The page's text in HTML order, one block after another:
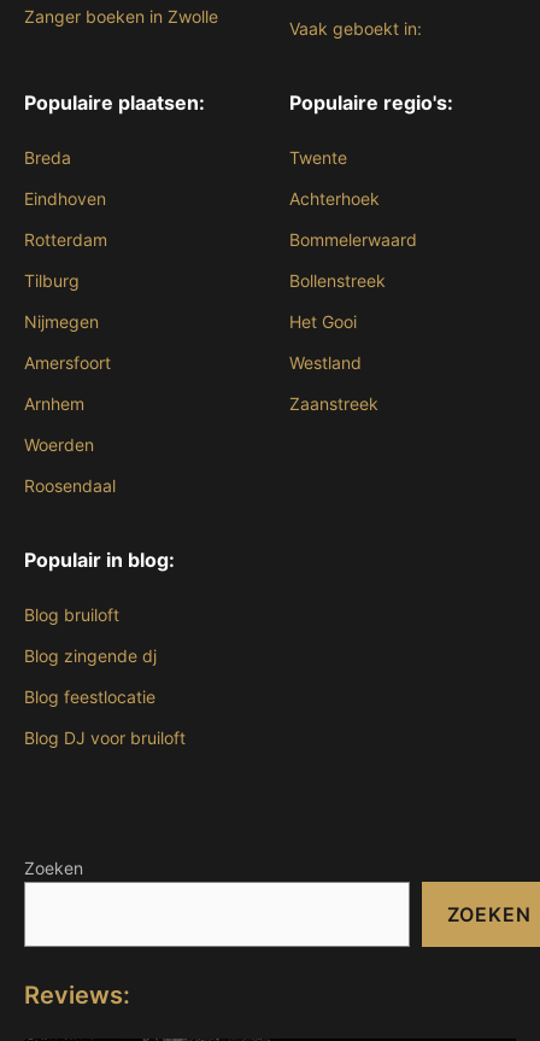
Zanger boeken in Zwolle
Vaak geboekt in:
Populaire plaatsen:
Breda
Eindhoven
Rotterdam
Tilburg
Nijmegen
Amersfoort
Arnhem
Woerden
Roosendaal
Populaire regio's:
Twente
Achterhoek
Bommelerwaard
Bollenstreek
Het Gooi
Westland
Zaanstreek
Populair in blog:
Blog bruiloft
Blog zingende dj
Blog feestlocatie
Blog DJ voor bruiloft
Zoeken
ZOEKEN
Reviews: